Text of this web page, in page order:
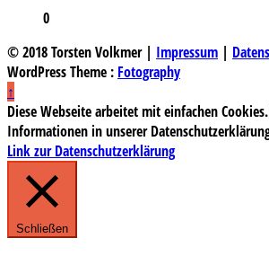
0
© 2018 Torsten Volkmer | Impressum |
WordPress Theme : Fotography
↑
Diese Webseite arbeitet mit einfachen
Informationen in unserer
Link zur Datenschutzerklärung
Schließen